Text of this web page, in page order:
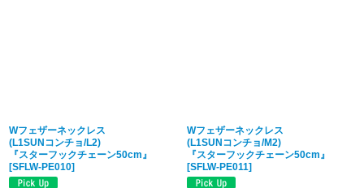
Wフェザーネックレス
(L1SUNコンチョ/L2)
『スターフックチェーン50cm』
[SFLW-PE010]
Wフェザーネックレス
(L1SUNコンチョ/M2)
『スターフックチェーン50cm』
[SFLW-PE011]